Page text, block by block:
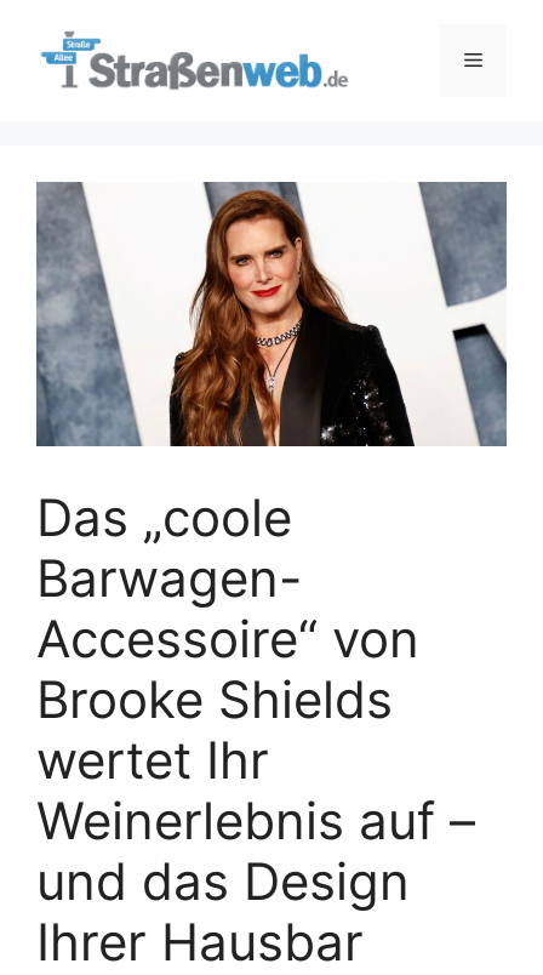
Menü
Das „coole
Barwagen-
Accessoire“ von
Brooke Shields
wertet Ihr
Weinerlebnis auf –
und das Design
Ihrer Hausbar